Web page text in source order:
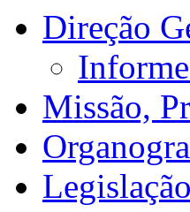
Direção
Missão,
Legislação